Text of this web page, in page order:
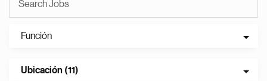
Función
Ubicación (11)